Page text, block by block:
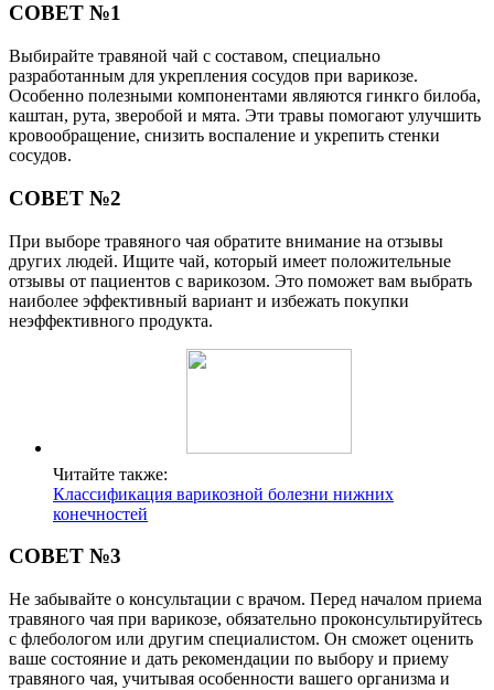
СОВЕТ №1
Выбирайте травяной чай с составом, специально
разработанным для укрепления сосудов при варикозе.
Особенно полезными компонентами являются гинкго билоба,
каштан, рута, зверобой и мята. Эти травы помогают улучшить
кровообращение, снизить воспаление и укрепить стенки
сосудов.
СОВЕТ №2
При выборе травяного чая обратите внимание на отзывы
других людей. Ищите чай, который имеет положительные
отзывы от пациентов с варикозом. Это поможет вам выбрать
наиболее эффективный вариант и избежать покупки
неэффективного продукта.
Читайте также:
Классификация варикозной болезни нижних
конечностей
СОВЕТ №3
Не забывайте о консультации с врачом. Перед началом приема
травяного чая при варикозе, обязательно проконсультируйтесь
с флебологом или другим специалистом. Он сможет оценить
ваше состояние и дать рекомендации по выбору и приему
травяного чая, учитывая особенности вашего организма и